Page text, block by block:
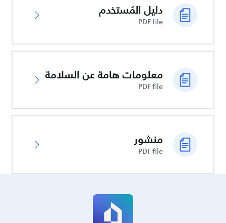
دليل المُستخدم
PDF file
معلومات هامة عن السلامة
PDF file
منشور
PDF file